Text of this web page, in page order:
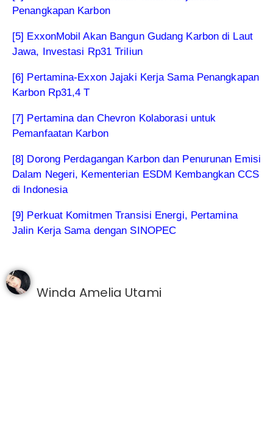
Penangkapan Karbon
[5] ExxonMobil Akan Bangun Gudang Karbon di Laut
Jawa, Investasi Rp31 Triliun
[6] Pertamina-Exxon Jajaki Kerja Sama Penangkapan
Karbon Rp31,4 T
[7] Pertamina dan Chevron Kolaborasi untuk
Pemanfaatan Karbon
[8] Dorong Perdagangan Karbon dan Penurunan Emisi
Dalam Negeri, Kementerian ESDM Kembangkan CCS
di Indonesia
[9] Perkuat Komitmen Transisi Energi, Pertamina
Jalin Kerja Sama dengan SINOPEC
Winda Amelia Utami